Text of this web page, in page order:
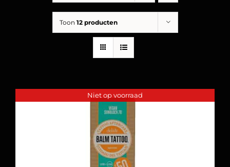
Toon 12 producten
Niet op voorraad